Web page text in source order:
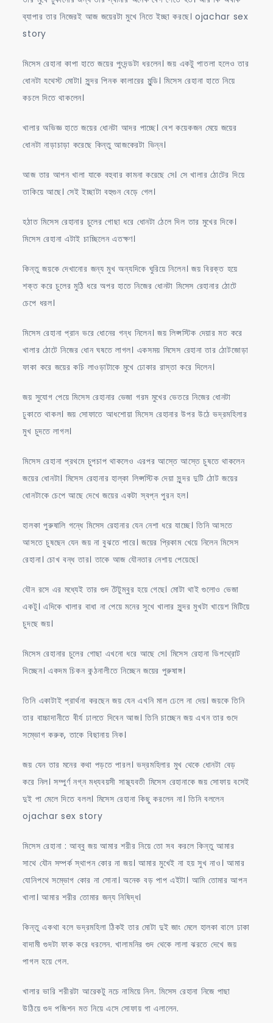
ব্যাপার তার নিজেরই আজ জয়েরটা মুখে নিতে ইচ্ছা করছে। ojachar sex
story
মিসেস রেহানা কাপা হাতে জয়ের পুংদন্ডটা ধরলেন। জয় একটু পাতলা হলেও তার
ধোনটা যথেস্ট মোটা। সুন্দর পিনক কালারের মুন্ডি। মিসেস রেহানা হাতে নিয়ে
কচলে দিতে থাকলেন।
খালার অভিজ্ঞ হাতে জয়ের ধোনটা আদর পাচ্ছে। বেশ কয়েকজন মেয়ে জয়ের
ধোনটা নাড়াচাড়া করেছে কিন্তু আজকেরটা ভিন্ন।
আজ তার আপন খালা যাকে বহুবার কামনা করেছে সে। সে খালার ঠোটের দিয়ে
তাকিয়ে আছে। সেই ইচ্ছাটা বহুগুন বেড়ে গেল।
হঠাত মিসেস রেহানার চুলের গোছা ধরে ধোনটা ঠেলে দিল তার মুখের দিকে।
মিসেস রেহানা এটাই চাচ্ছিলেন এতক্ষণ।
কিন্তু জয়কে দেখানোর জন্য মুখ অন্যদিকে ঘুরিয়ে নিলেন। জয় বিরক্ত হয়ে
শক্ত করে চুলের মুঠি ধরে অপর হাতে নিজের ধোনটা মিসেস রেহানার ঠোটে
চেপে ধরল।
মিসেস রেহানা প্রান ভরে ধোনের গন্ধ নিলেন। জয় লিপ্সস্টিক দেয়ার মত করে
খালার ঠোটে নিজের ধোন ঘষতে লাগল। একসময় মিসেস রেহানা তার ঠোটজোড়া
ফাকা করে জয়ের কচি লাওড়াটাকে মুখে ঢোকার রাস্তা করে দিলেন।
জয় সুযোগ পেয়ে মিসেস রেহানার ভেজা গরম মুখের ভেতরে নিজের ধোনটা
ঢুকাতে থাকল। জয় সোফাতে আধশোয়া মিসেস রেহানার উপর উঠে ভদ্রমহিলার
মুখ চুদতে লাগল।
মিসেস রেহানা প্রথমে চুপচাপ থাকলেও এরপর আস্তে আস্তে চুষতে থাকলেন
জয়ের ধোনটা। মিসেস রেহানার হাল্কা লিপ্সস্টিক দেয়া সুন্দর দুটি ঠোট জয়ের
ধোনটাকে চেপে আছে দেখে জয়ের একটা স্বপ্ন পুরন হল।
হালকা পুরুষালি গন্ধে মিসেস রেহানার যেন নেশা ধরে যাচ্ছে। তিনি আসতে
আসতে চুষছেন যেন জয় না বুঝতে পারে। জয়ের প্রিকাম খেয়ে নিলেন মিসেস
রেহানা। চোখ বন্ধ তার। তাকে আজ যৌনতার নেশায় পেয়েছে।
যৌন রসে এর মধ্যেই তার গুদ টৈটুম্বুর হয়ে গেছে। মোটা থাই গুলোও ভেজা
একটু। এদিকে খালার বাধা না পেয়ে মনের সুখে খালার সুন্দর মুখটা খায়েশ মিটিয়ে
চুদছে জয়।
মিসেস রেহানার চুলের গোছা এখনো ধরে আছে সে। মিসেস রেহানা ডিপথ্রোট
দিচ্ছেন। একদম চিকন কন্ঠনালীতে নিচ্ছেন জয়ের পুরুষাঙ্গ।
তিনি একাটাই প্রার্থনা করছেন জয় যেন এখনি মাল ঢেলে না দেয়। জয়কে তিনি
তার বাচ্চাদানীতে বীর্য ঢালতে দিবেন আজ। তিনি চাচ্ছেন জয় এখন তার গুদে
সম্ভোগ করুক, তাকে বিছানায় নিক।
জয় যেন তার মনের কথা পড়তে পারল। ভদ্রমহিলার মুখ থেকে ধোনটা বেড়
করে নিল। সম্পুর্ণ নগ্ন মধ্যবয়সী সাস্থ্যবতী মিসেস রেহানাকে জয় সোফায় বসেই
দুই পা মেলে দিতে বলল। মিসেস রেহানা কিছু করলেন না। তিনি বললেন
ojachar sex story
মিসেস রেহানা : আব্বু জয় আমার শরীর নিয়ে তো সব করলে কিন্তু আমার
সাথে যৌন সম্পর্ক স্থাপন কোর না জয়। আমার মুখেই না হয় সুখ নাও। আমার
যোনিপথে সম্ভোগ কোর না সোনা। অনেক বড় পাপ এইটা। আমি তোমার আপন
খালা। আমার শরীর তোমার জন্য নিষিদ্ধ।
কিন্তু একথা বলে ভদ্রমহিলা ঠিকই তার মোটা দুই জাং মেলে হালকা বালে ঢাকা
বাদামী গুদটা ফাক করে ধরলেন. খালামনির গুদ থেকে লালা ঝরতে দেখে জয়
পাগল হয়ে গেল.
খালার ভারি শরীরটা আরেকটু নচে নামিয়ে নিল. মিসেস রেহানা নিজে পাছা
উঠিয়ে গুদ পজিশন মত নিয়ে এসে সোফায় গা এলালেন.